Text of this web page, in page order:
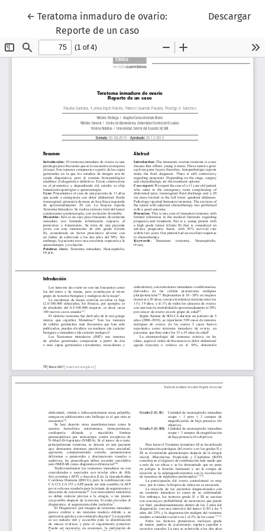
←Volver a los detalles del artículo
Teratoma inmaduro de ovario:
Reporte de un caso
Descargar